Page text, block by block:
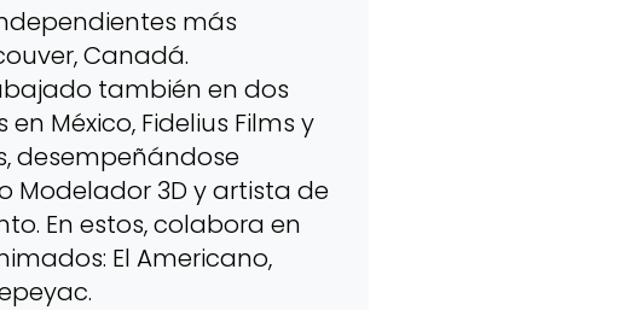
más
Canadá.
también en dos
México, Fidelius Films y
desempeñándose
Modelador 3D y artista de
En estos, colabora en
El Americano,